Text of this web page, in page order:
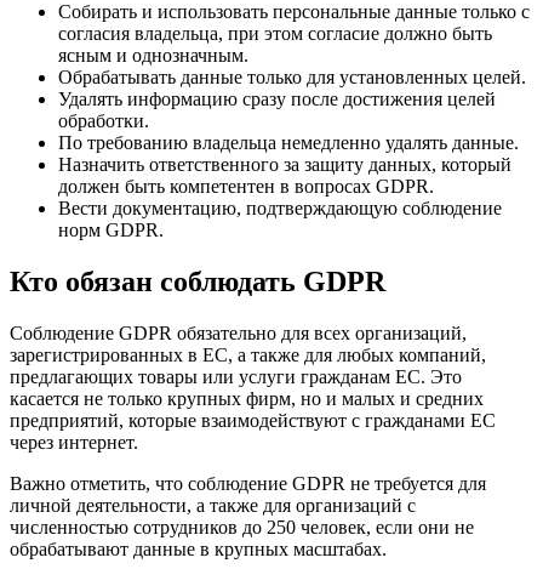
Собирать и использовать персональные данные только с
согласия владельца, при этом согласие должно быть
ясным и однозначным.
Обрабатывать данные только для установленных целей.
Удалять информацию сразу после достижения целей
обработки.
По требованию владельца немедленно удалять данные.
Назначить ответственного за защиту данных, который
должен быть компетентен в вопросах GDPR.
Вести документацию, подтверждающую соблюдение
норм GDPR.
Кто обязан соблюдать GDPR
Соблюдение GDPR обязательно для всех организаций,
зарегистрированных в ЕС, а также для любых компаний,
предлагающих товары или услуги гражданам ЕС. Это
касается не только крупных фирм, но и малых и средних
предприятий, которые взаимодействуют с гражданами ЕС
через интернет.
Важно отметить, что соблюдение GDPR не требуется для
личной деятельности, а также для организаций с
численностью сотрудников до 250 человек, если они не
обрабатывают данные в крупных масштабах.